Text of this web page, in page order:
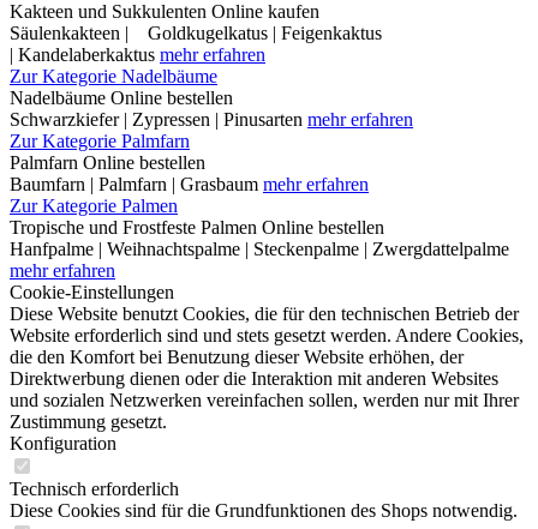
Kakteen und Sukkulenten Online kaufen
Säulenkakteen | Goldkugelkatus | Feigenkaktus
| Kandelaberkaktus mehr erfahren
Zur Kategorie Nadelbäume
Nadelbäume Online bestellen
Schwarzkiefer | Zypressen | Pinusarten mehr erfahren
Zur Kategorie Palmfarn
Palmfarn Online bestellen
Baumfarn | Palmfarn | Grasbaum mehr erfahren
Zur Kategorie Palmen
Tropische und Frostfeste Palmen Online bestellen
Hanfpalme | Weihnachtspalme | Steckenpalme | Zwergdattelpalme
mehr erfahren
Cookie-Einstellungen
Diese Website benutzt Cookies, die für den technischen Betrieb der
Website erforderlich sind und stets gesetzt werden. Andere Cookies,
die den Komfort bei Benutzung dieser Website erhöhen, der
Direktwerbung dienen oder die Interaktion mit anderen Websites
und sozialen Netzwerken vereinfachen sollen, werden nur mit Ihrer
Zustimmung gesetzt.
Konfiguration
Technisch erforderlich
Diese Cookies sind für die Grundfunktionen des Shops notwendig.